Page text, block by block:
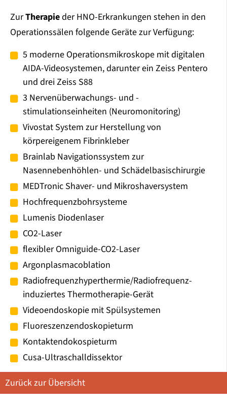
ZurTherapieder HNO-Erkrankungen stehen in den
Operationssälen folgende Geräte zur Verfügung:
5 moderne Operationsmikroskope mit digitalen
AIDA-Videosystemen, darunter ein Zeiss Pentero
und drei Zeiss S88
3 Nervenüberwachungs- und -
stimulationseinheiten (Neuromonitoring)
Vivostat System zur Herstellung von
körpereigenem Fibrinkleber
Brainlab Navigationssystem zur
Nasennebenhöhlen- und Schädelbasischirurgie
MEDTronic Shaver- und Mikroshaversystem
Hochfrequenzbohrsysteme
Lumenis Diodenlaser
CO2-Laser
flexibler Omniguide-CO2-Laser
Argonplasmacoblation
Radiofrequenzhyperthermie/Radiofrequenz-
induziertes Thermotherapie-Gerät
Videoendoskopie mit Spülsystemen
Fluoreszenzendoskopieturm
Kontaktendokospieturm
Cusa-Ultraschalldissektor
Zurück zur Übersicht